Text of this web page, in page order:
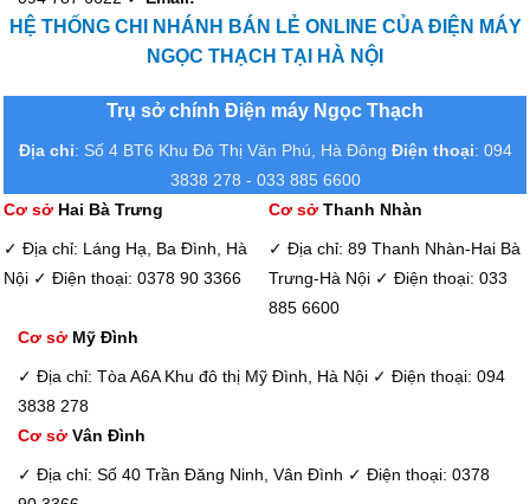
HỆ THỐNG CHI NHÁNH BÁN LẺ ONLINE CỦA ĐIỆN MÁY
NGỌC THẠCH TẠI HÀ NỘI
Trụ sở chính Điện máy Ngọc Thạch
Địa chỉ: Số 4 BT6 Khu Đô Thị Văn Phú, Hà Đông Điện thoại: 094
3838 278 - 033 885 6600
Cơ sởHai Bà Trưng
✓ Địa chỉ: Láng Hạ, Ba Đình, Hà
Nội ✓ Điện thoại: 0378 90 3366
Cơ sởThanh Nhàn
✓ Địa chỉ: 89 Thanh Nhàn-Hai Bà
Trưng-Hà Nội ✓ Điện thoại: 033
885 6600
Cơ sở Mỹ Đình
✓ Địa chỉ: Tòa A6A Khu đô thị Mỹ Đình, Hà Nội ✓ Điện thoại: 094
3838 278
Cơ sở Vân Đình
✓ Địa chỉ: Số 40 Trần Đăng Ninh, Vân Đình ✓ Điện thoại: 0378